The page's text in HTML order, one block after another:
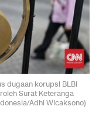
dugaan korupsi BLBI
Surat Keteranga
Adhi Wicaksono)